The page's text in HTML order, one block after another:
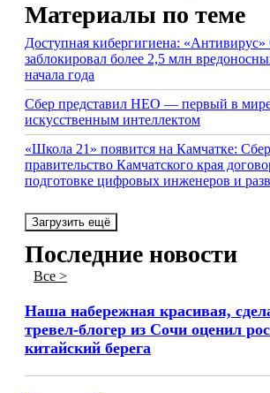
Материалы по теме
Доступная кибергигиена: «Антивирус»
заблокировал более 2,5 млн
начала года
Сбер представил НЕО — первый в
искусственным интеллектом
«Школа 21» появится на Камчатке:
правительство Камчатского края
подготовке цифровых инженеров и
Загрузить ещё
Последние новости
Все >
Наша набережная красивая,
тревел-блогер из Сочи оценил
китайский берега